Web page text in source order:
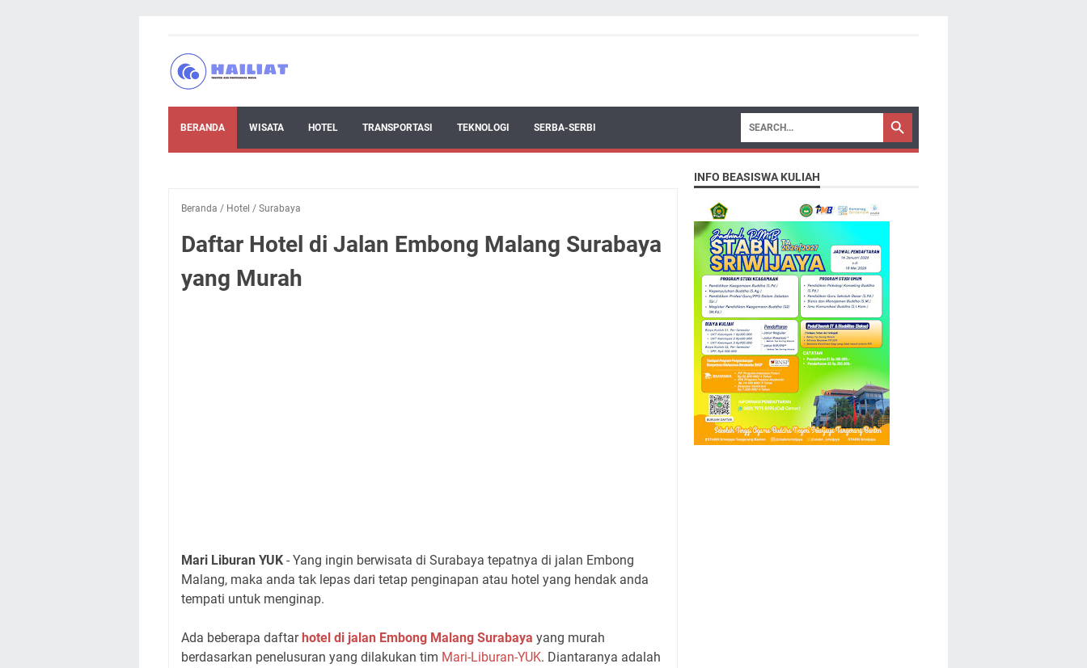
BERANDA WISATA HOTEL TRANSPORTASI TEKNOLOGI SERBA-SERBI
Beranda / Hotel / Surabaya
Daftar Hotel di Jalan Embong Malang Surabaya
yang Murah
Mari Liburan YUK - Yang ingin berwisata di Surabaya tepatnya di jalan Embong
Malang, maka anda tak lepas dari tetap penginapan atau hotel yang hendak anda
tempati untuk menginap.
Ada beberapa daftar hotel di jalan Embong Malang Surabaya yang murah
berdasarkan penelusuran yang dilakukan tim Mari-Liburan-YUK. Diantaranya adalah
INFO BEASISWA KULIAH